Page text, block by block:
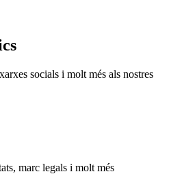
socials i molt més als nostres
marc legals i molt més